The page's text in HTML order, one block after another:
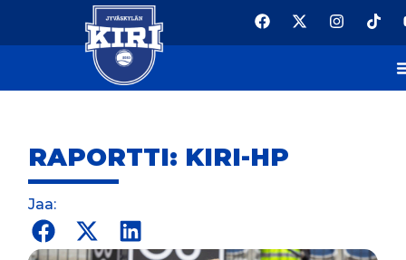
RAPORTTI: KIRI-HP
Jaa: